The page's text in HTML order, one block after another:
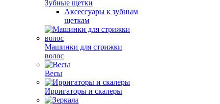
Зубные щетки
Аксессуары к зубным
щеткам
Машинки для стрижки
волос
Весы
Ирригаторы и скалеры